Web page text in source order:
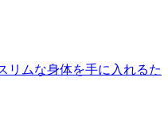
リムな身体を手に入れるた